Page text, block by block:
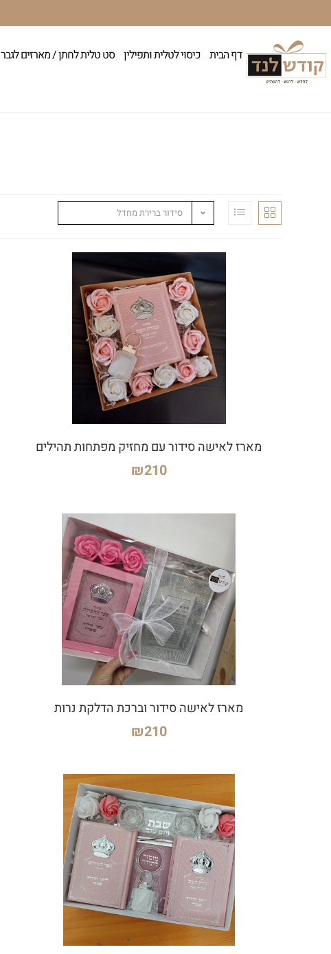
דף הבית כיסוי לטלית ותפילין סט טלית לחתן / מארזים לגבר
סידור ברירת מחדל
מארז לאישה סידור עם מחזיק מפתחות תהילים
₪210
מארז לאישה סידור וברכת הדלקת נרות
₪210